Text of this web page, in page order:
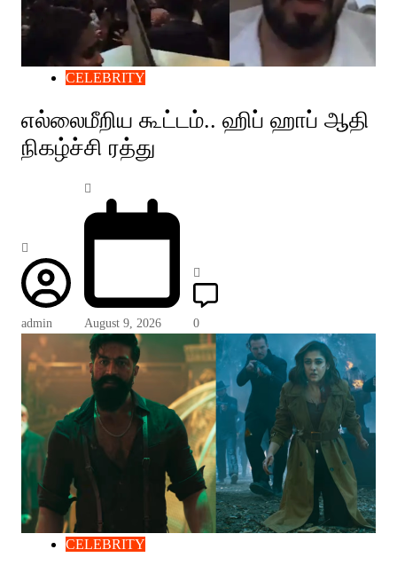
CELEBRITY
எல்லைமீறிய கூட்டம்.. ஹிப் ஹாப் ஆதி
நிகழ்ச்சி ரத்து
admin August 9, 2026 0
CELEBRITY